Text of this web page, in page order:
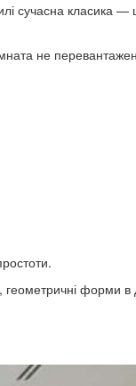
сучасна класика
не
геометричні форми в